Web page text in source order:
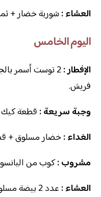
العشاء : شوربة خضار +
اليوم الخامس
الإفطار :
2 توست أسمر
فريش.
وجبة سريعة :قطعة
الغداء : خضار مسلوق +
مشروب :كوب من
العشاء: عدد 2 بيضة مسلوقة + طبق سلطة.